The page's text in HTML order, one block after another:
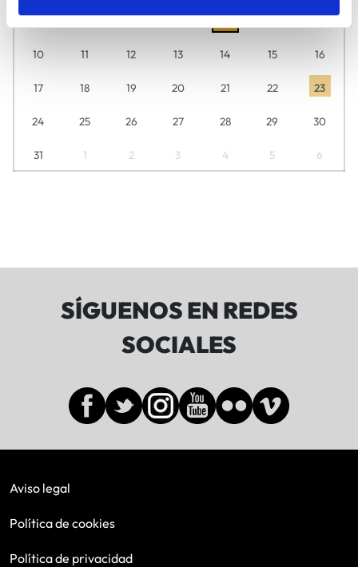
3 4 5 6 7 8 9
10 11 12 13 14 15 16
17 18 19 20 21 22 23
24 25 26 27 28 29 30
31 1 2 3 4 5 6
SÍGUENOS EN REDES
SOCIALES
Aviso legal
Política de cookies
Política de privacidad